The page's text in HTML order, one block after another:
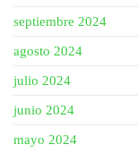
septiembre 2024
agosto 2024
julio 2024
junio 2024
mayo 2024